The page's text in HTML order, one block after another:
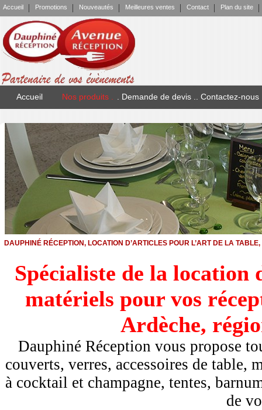
Accueil Promotions Nouveautés Meilleures ventes Contact Plan du site
Accueil Nos produits . . Demande de devis . . Contactez-nous
DAUPHINÉ RÉCEPTION, LOCATION D’ARTICLES POUR L’ART DE LA
Spécialiste de la location
matériels pour vos
Ardèche,
Dauphiné Réception vous propose
couverts, verres, accessoires de table,
à cocktail et champagne, tentes,
de